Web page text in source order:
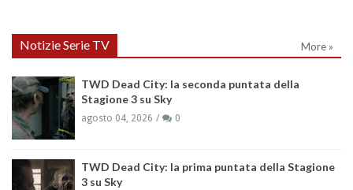
Notizie Serie TV More »
TWD Dead City: la seconda puntata della
Stagione 3 su Sky
agosto 04, 2026 0
TWD Dead City: la prima puntata della Stagione
3 su Sky